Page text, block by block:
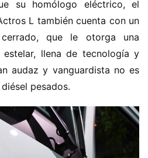
su homólogo eléctrico, el
L también cuenta con un
que le otorga una
estelar, llena de tecnología y
audaz y vanguardista no es
pesados.